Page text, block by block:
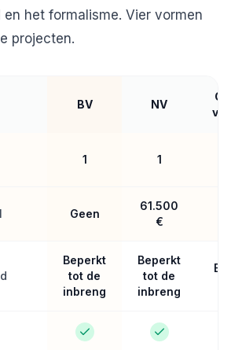
en het formalisme. Vier vormen
projecten.
BV NV
1 1
Geen
61.500
€
Beperkt
tot de
inbreng
Beperkt
tot de
inbreng